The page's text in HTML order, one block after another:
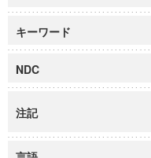
キーワード
NDC
注記